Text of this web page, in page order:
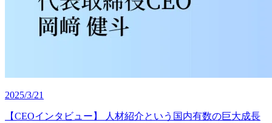
2025/3/21
【CEOインタビュー】 人材紹介という国内有数の巨大成長